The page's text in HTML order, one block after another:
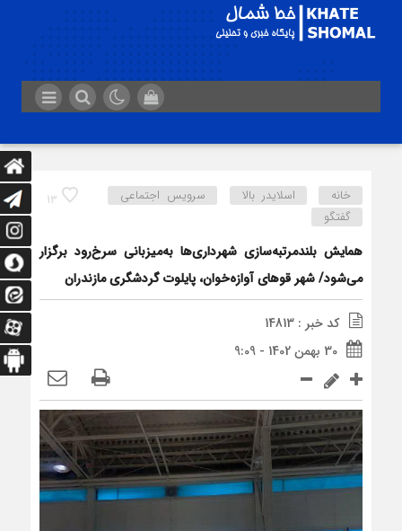
13 خانه اسلایدر بالا
سرویس اجتماعی
گفتگو
همایش بلندمرتبه‌سازی شهرداری‌ها به‌میزبانی سرخ‌رود برگزار
می‌شود/ شهر قوهای آوازه‌خوان، پایلوت گردشگری مازندران
کد خبر : 14813
30 بهمن 1402 - 9:09